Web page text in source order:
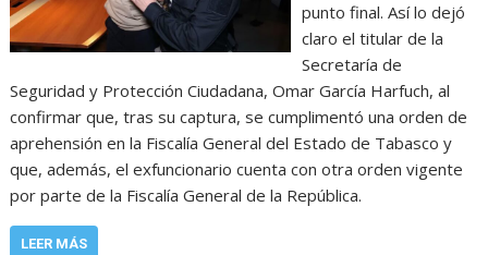
punto final. Así lo dejó
claro el titular de la
Secretaría de
Seguridad y Protección Ciudadana, Omar García Harfuch, al
confirmar que, tras su captura, se cumplimentó una orden de
aprehensión en la Fiscalía General del Estado de Tabasco y
que, además, el exfuncionario cuenta con otra orden vigente
por parte de la Fiscalía General de la República.
LEER MÁS